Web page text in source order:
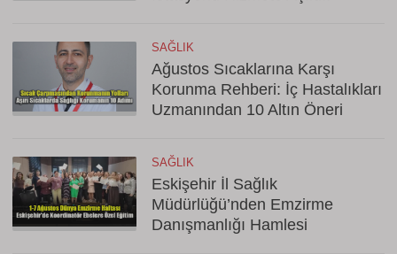
SAĞLIK
Ağustos Sıcaklarına Karşı
Korunma Rehberi: İç Hastalıkları
Uzmanından 10 Altın Öneri
SAĞLIK
Eskişehir İl Sağlık
Müdürlüğü’nden Emzirme
Danışmanlığı Hamlesi